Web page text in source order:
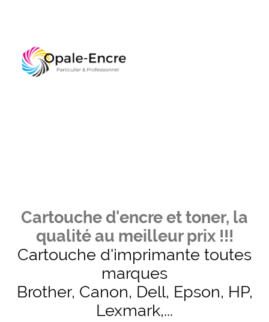
Cartouche d'encre et toner, la
qualité au meilleur prix !!!
Cartouche d'imprimante toutes
marques
Brother, Canon, Dell, Epson, HP,
Lexmark,...